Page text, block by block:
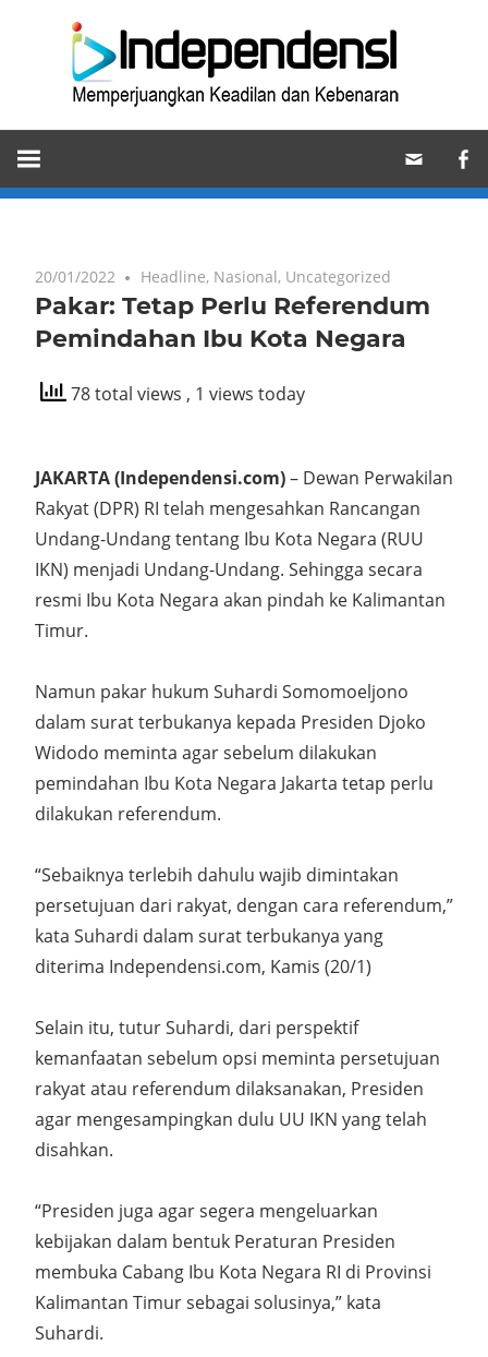
Memperjuangkan
Keadilan
dan
20/01/2022 Headline, Nasional, Uncategorized
Pakar: Tetap Perlu Referendum
Pemindahan Ibu Kota Negara
78 total views , 1 views today
JAKARTA (Independensi.com)– Dewan Perwakilan
Rakyat (DPR) RI telah mengesahkan Rancangan
Undang-Undang tentang Ibu Kota Negara (RUU
IKN) menjadi Undang-Undang. Sehingga secara
resmi Ibu Kota Negara akan pindah ke Kalimantan
Timur.
Namun pakar hukum Suhardi Somomoeljono
dalam surat terbukanya kepada Presiden Djoko
Widodo meminta agar sebelum dilakukan
pemindahan Ibu Kota Negara Jakarta tetap perlu
dilakukan referendum.
“Sebaiknya terlebih dahulu wajib dimintakan
persetujuan dari rakyat, dengan cara referendum,”
kata Suhardi dalam surat terbukanya yang
diterima Independensi.com, Kamis (20/1)
Selain itu, tutur Suhardi, dari perspektif
kemanfaatan sebelum opsi meminta persetujuan
rakyat atau referendum dilaksanakan, Presiden
agar mengesampingkan dulu UU IKN yang telah
disahkan.
“Presiden juga agar segera mengeluarkan
kebijakan dalam bentuk Peraturan Presiden
membuka Cabang Ibu Kota Negara RI di Provinsi
Kalimantan Timur sebagai solusinya,” kata
Suhardi.